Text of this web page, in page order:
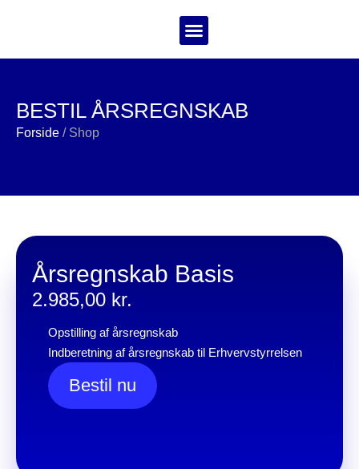
BESTIL ÅRSREGNSKAB
Forside / Shop
Årsregnskab Basis
2.985,00 kr.
Opstilling af årsregnskab
Indberetning af årsregnskab til Erhvervstyrrelsen
Bestil nu